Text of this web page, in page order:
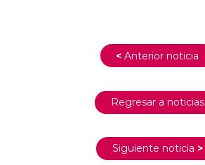
< Anterior noticia
Regresar a noticias
Siguiente noticia >